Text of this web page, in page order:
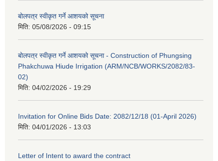
बोलपत्र स्वीकृत गर्ने आशयको सूचना
मिति: 05/08/2026 - 09:15
बोलपत्र स्वीकृत गर्ने आशयको सूचना - Construction of Phungsing
Phakchuwa Hiude Irrigation (ARM/NCB/WORKS/2082/83-
02)
मिति: 04/02/2026 - 19:29
Invitation for Online Bids Date: 2082/12/18 (01-April 2026)
मिति: 04/01/2026 - 13:03
Letter of Intent to award the contract